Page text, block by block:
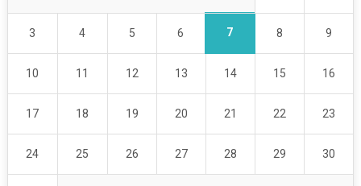
3 4 5 6 7 8 9
10 11 12 13 14 15 16
17 18 19 20 21 22 23
24 25 26 27 28 29 30